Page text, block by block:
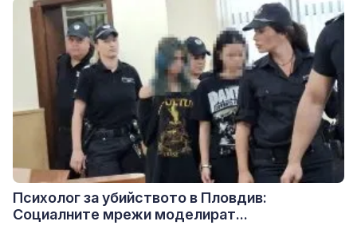
Психолог за убийството в Пловдив:
Социалните мрежи моделират...